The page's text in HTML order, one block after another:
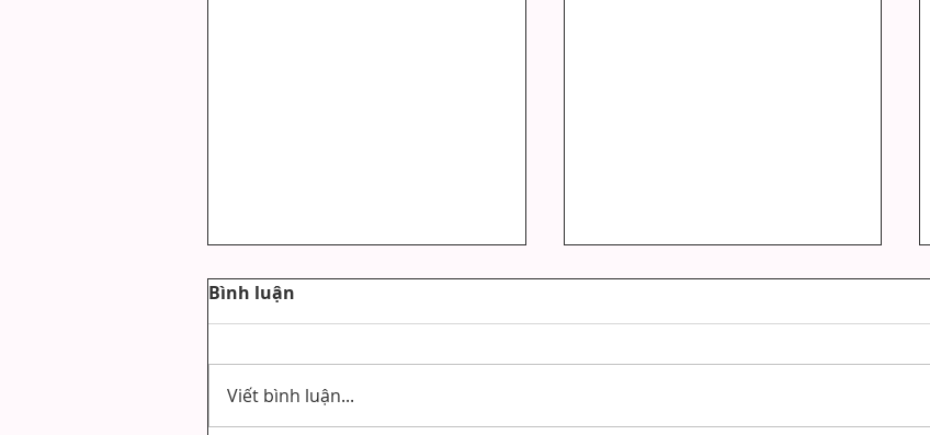
Bình luận
Viết bình luận...